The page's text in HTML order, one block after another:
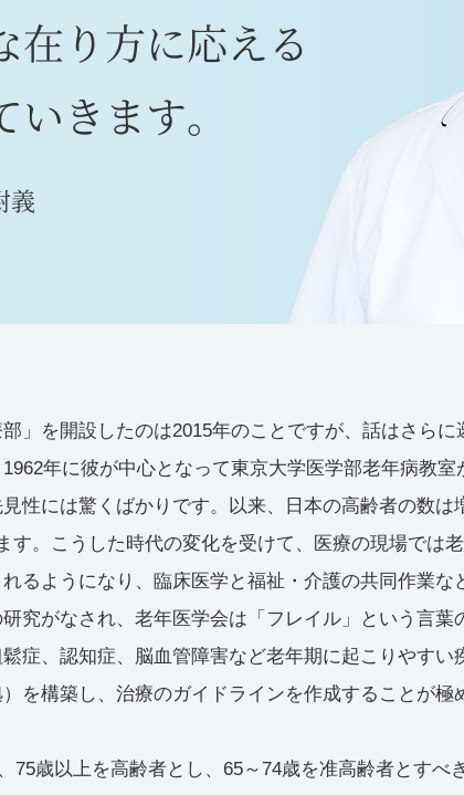
在り方に応える
きます。
義
」を開設したのは2015年のことですが、話はさら
年に彼が中心となって東京大学医学部老年病教
性には驚くばかりです。以来、日本の高齢者の数
す。こうした時代の変化を受けて、医療の現場では
るようになり、臨床医学と福祉・介護の共同作業な
究がなされ、老年医学会は「フレイル」という言
症、認知症、脳血管障害など老年期に起こりやす
を構築し、治療のガイドラインを作成することが
75歳以上を高齢者とし、65～74歳を准高齢者とす